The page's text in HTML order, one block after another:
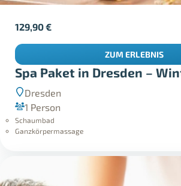
Spa Paket in Dresden –
Dresden
1 Person
Schaumbad
Ganzkörpermassage
129,90€
ZUM ERLEBNIS